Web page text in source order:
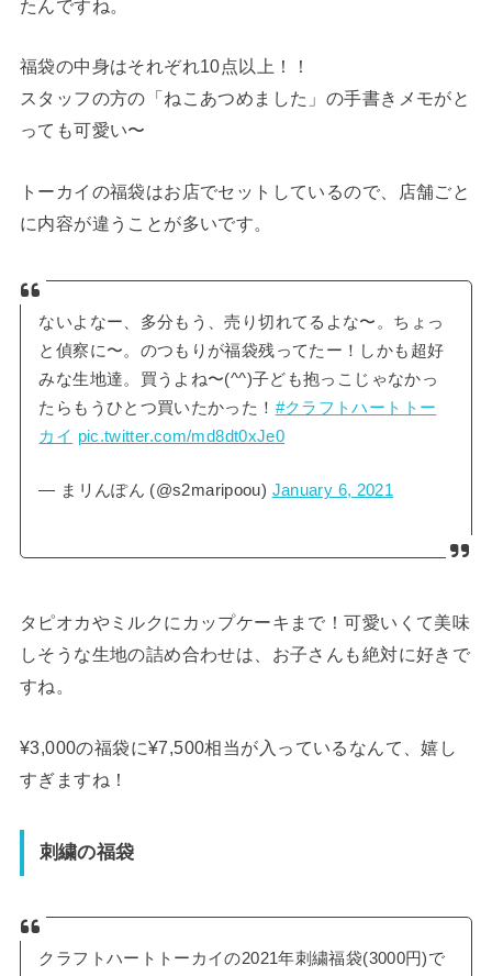
たんですね。
福袋の中身はそれぞれ10点以上！！
スタッフの方の「ねこあつめました」の手書きメモがと
っても可愛い〜
トーカイの福袋はお店でセットしているので、店舗ごと
に内容が違うことが多いです。
ないよなー、多分もう、売り切れてるよな〜。ちょっ
と偵察に〜。のつもりが福袋残ってたー！しかも超好
みな生地達。買うよね〜(^^)子ども抱っこじゃなかっ
たらもうひとつ買いたかった！ #クラフトハートトー
カイ pic.twitter.com/md8dt0xJe0
— まリんぽん (@s2maripoou) January 6, 2021
タピオカやミルクにカップケーキまで！可愛いくて美味
しそうな生地の詰め合わせは、お子さんも絶対に好きで
すね。
¥3,000の福袋に¥7,500相当が入っているなんて、嬉し
すぎますね！
刺繍の福袋
クラフトハートトーカイの2021年刺繍福袋(3000円)で